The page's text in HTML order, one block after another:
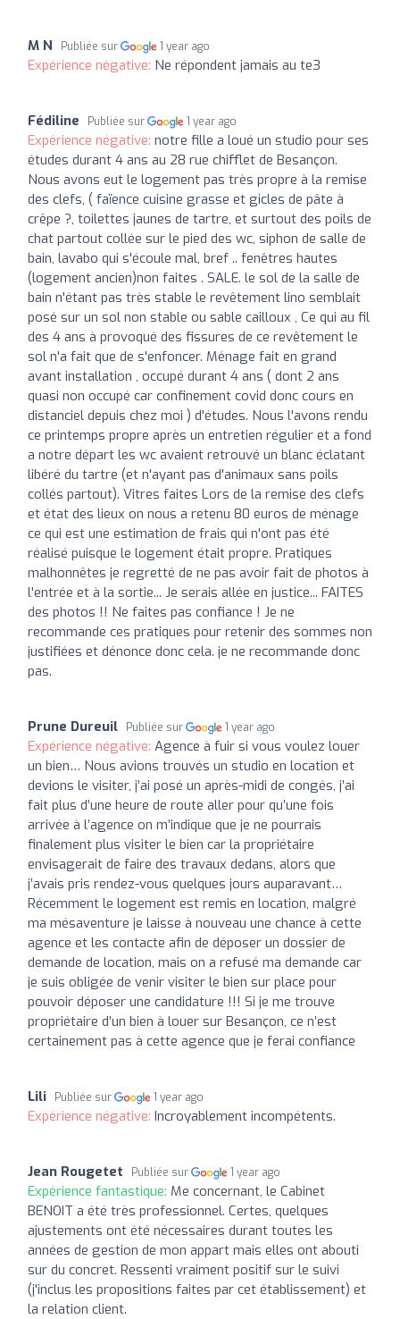
M N Publiée sur 1 year ago
Expérience négative: Ne répondent jamais au te3
Fédiline Publiée sur 1 year ago
Expérience négative: notre fille a loué un studio pour ses
études durant 4 ans au 28 rue chifflet de Besançon.
Nous avons eut le logement pas très propre à la remise
des clefs, ( faïence cuisine grasse et gicles de pâte à
crêpe ?, toilettes jaunes de tartre, et surtout des poils de
chat partout collée sur le pied des wc, siphon de salle de
bain, lavabo qui s'écoule mal, bref .. fenêtres hautes
(logement ancien)non faites . SALE. le sol de la salle de
bain n'étant pas très stable le revêtement lino semblait
posé sur un sol non stable ou sable cailloux , Ce qui au fil
des 4 ans à provoqué des fissures de ce revêtement le
sol n'a fait que de s'enfoncer. Ménage fait en grand
avant installation , occupé durant 4 ans ( dont 2 ans
quasi non occupé car confinement covid donc cours en
distanciel depuis chez moi ) d'études. Nous l'avons rendu
ce printemps propre après un entretien régulier et a fond
a notre départ les wc avaient retrouvé un blanc éclatant
libéré du tartre (et n'ayant pas d'animaux sans poils
collés partout). Vitres faites Lors de la remise des clefs
et état des lieux on nous a retenu 80 euros de ménage
ce qui est une estimation de frais qui n'ont pas été
réalisé puisque le logement était propre. Pratiques
malhonnêtes je regretté de ne pas avoir fait de photos à
l'entrée et à la sortie... Je serais allée en justice... FAITES
des photos !! Ne faites pas confiance ! Je ne
recommande ces pratiques pour retenir des sommes non
justifiées et dénonce donc cela. je ne recommande donc
pas.
Prune Dureuil Publiée sur 1 year ago
Expérience négative: Agence à fuir si vous voulez louer
un bien… Nous avions trouvés un studio en location et
devions le visiter, j’ai posé un après-midi de congés, j’ai
fait plus d’une heure de route aller pour qu’une fois
arrivée à l’agence on m’indique que je ne pourrais
finalement plus visiter le bien car la propriétaire
envisagerait de faire des travaux dedans, alors que
j’avais pris rendez-vous quelques jours auparavant…
Récemment le logement est remis en location, malgré
ma mésaventure je laisse à nouveau une chance à cette
agence et les contacte afin de déposer un dossier de
demande de location, mais on a refusé ma demande car
je suis obligée de venir visiter le bien sur place pour
pouvoir déposer une candidature !!! Si je me trouve
propriétaire d’un bien à louer sur Besançon, ce n’est
certainement pas à cette agence que je ferai confiance
Lili Publiée sur 1 year ago
Expérience négative: Incroyablement incompétents.
Jean Rougetet Publiée sur 1 year ago
Expérience fantastique: Me concernant, le Cabinet
BENOIT a été très professionnel. Certes, quelques
ajustements ont été nécessaires durant toutes les
années de gestion de mon appart mais elles ont abouti
sur du concret. Ressenti vraiment positif sur le suivi
(j'inclus les propositions faites par cet établissement) et
la relation client.